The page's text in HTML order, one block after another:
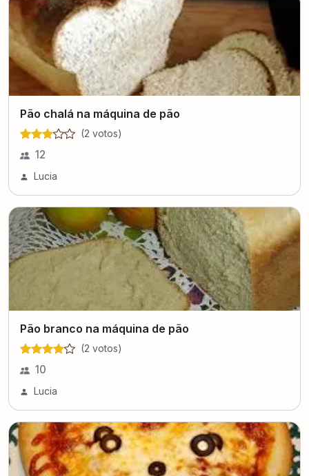
Pão chalá na máquina de pão
(2 votos)
12
Lucia
Pão branco na máquina de pão
(2 votos)
10
Lucia